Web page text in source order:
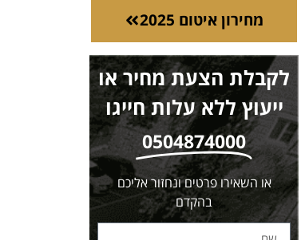
מחירון איטום 2025
לקבלת הצעת מחיר או
ייעוץ ללא עלות חייגו
0504874000
או השאירו פרטים ונחזור אליכם
בהקדם